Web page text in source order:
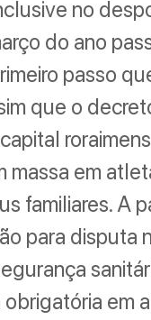
no
do ano
passo
que o
massa em
familiares. A
para disputa
em